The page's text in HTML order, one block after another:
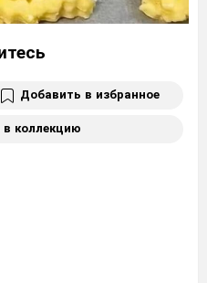
Добавить в избранное
коллекцию